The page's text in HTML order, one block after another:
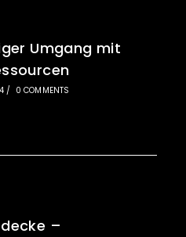
Umgang mit
/ 0 COMMENTS
–